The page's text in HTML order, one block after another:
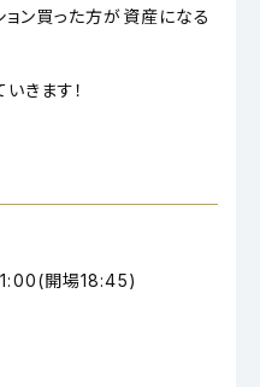
ン買った方が資産になる
きます！
開場18:45)